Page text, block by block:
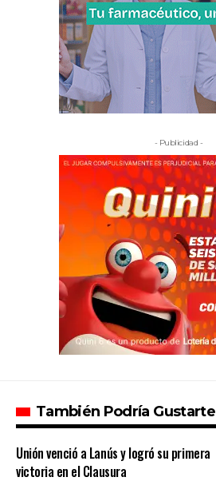
- Publicidad -
También Podría Gustarte
Unión venció a Lanús y logró su primera
victoria en el Clausura